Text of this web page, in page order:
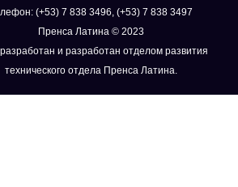
(+53) 7 838 3496, (+53) 7 838 3497
Пренса Латина © 2023
и разработан отделом развития
технического отдела Пренса Латина.